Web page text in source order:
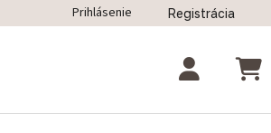
Odstúpenie od zmluvy
Prihlásenie Registrácia